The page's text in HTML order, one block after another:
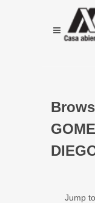
Jump